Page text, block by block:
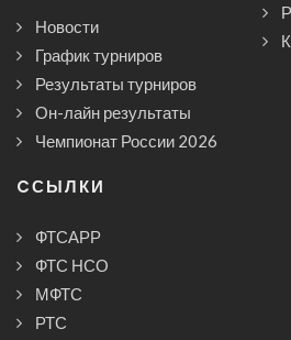
Новости
График турниров
Результаты турниров
Он-лайн результаты
Чемпионат России 2026
CСЫЛКИ
ФТСАРР
ФТС НСО
МФТС
РТС